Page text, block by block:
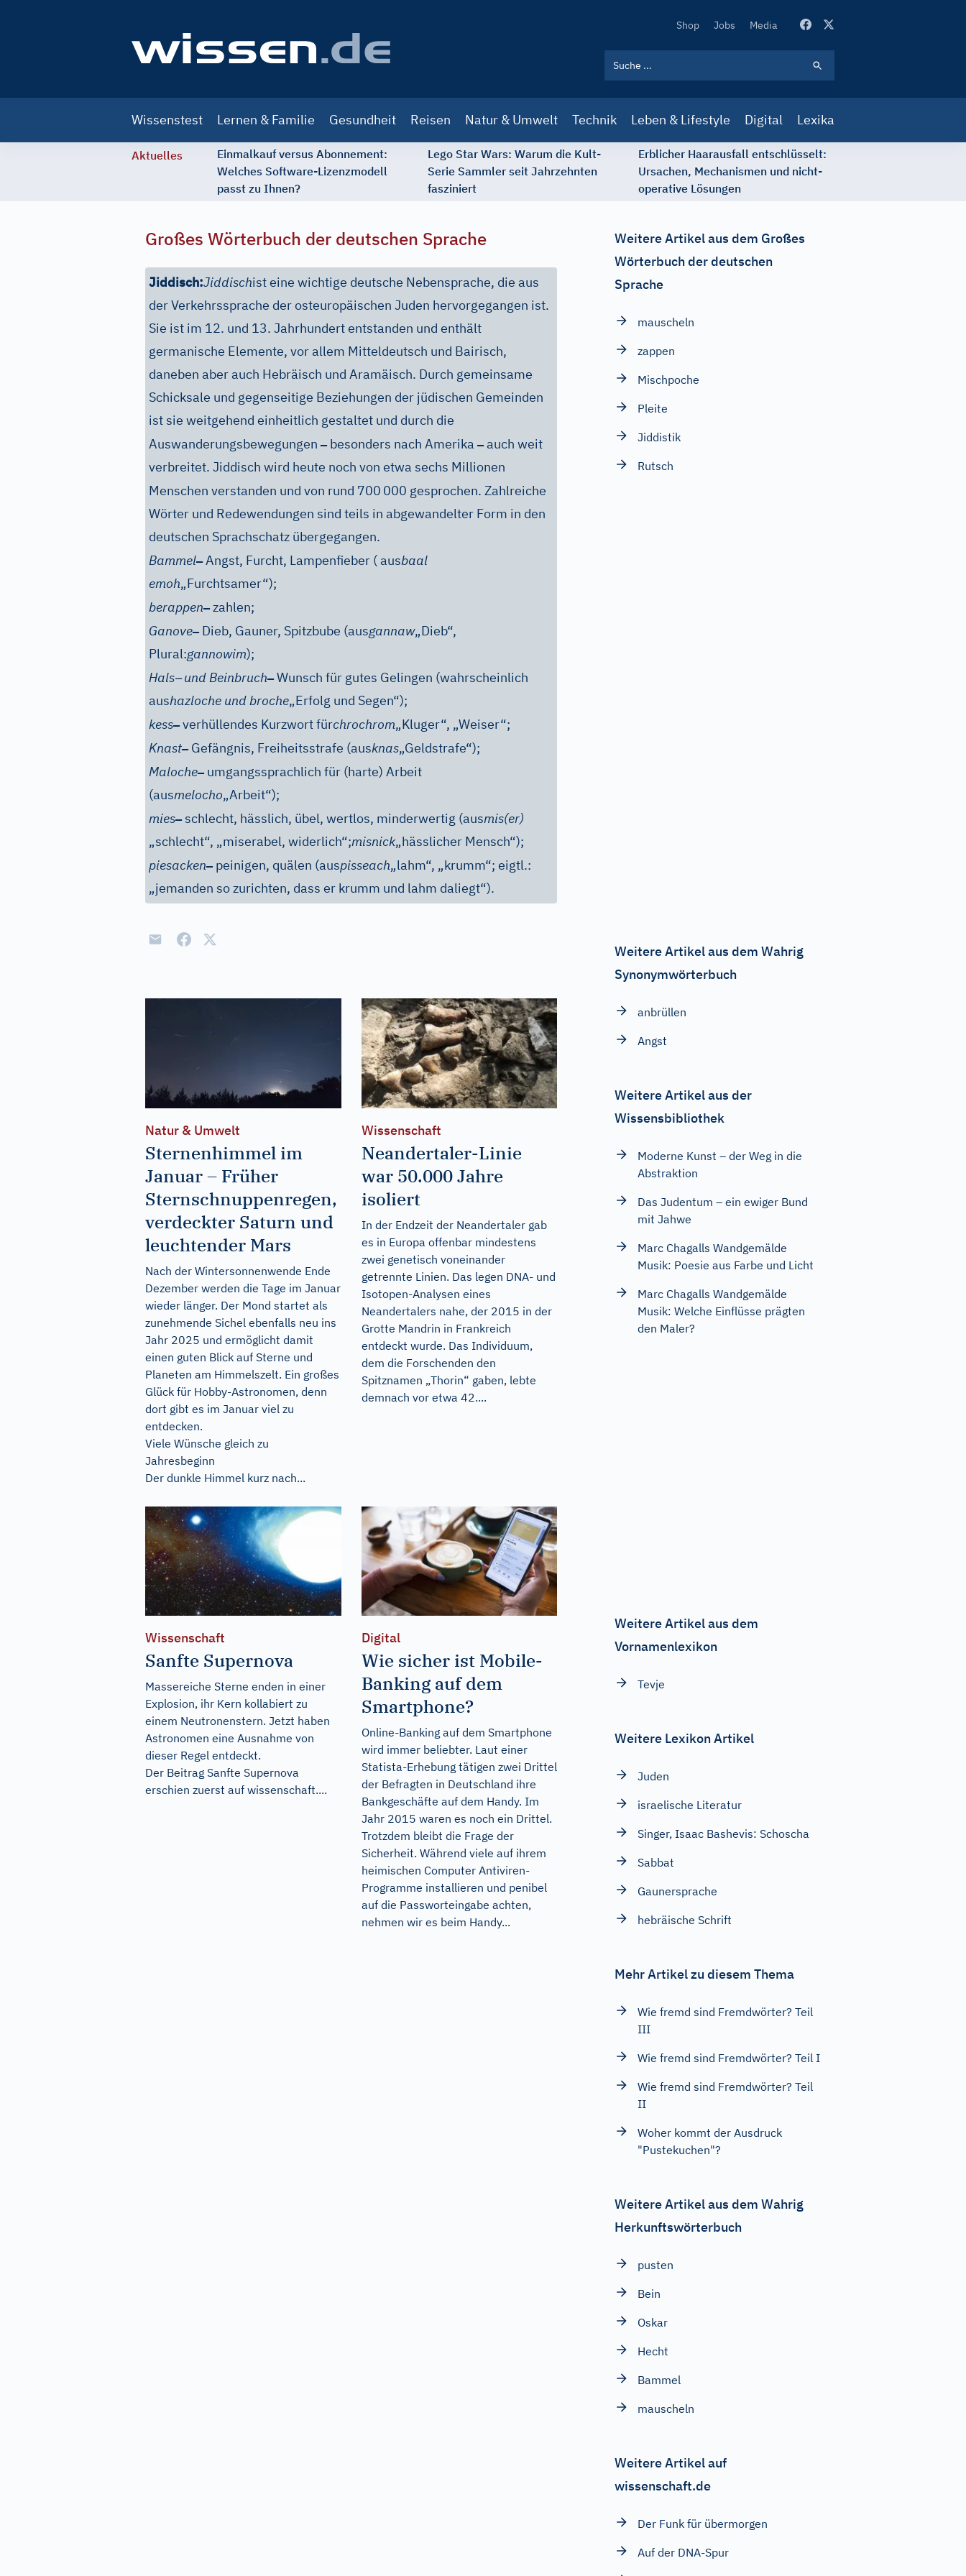
Secondary
Shop Jobs Media
navigation
Wissenstest Lernen & Familie Gesundheit Reisen Natur & Umwelt Technik Leben & Lifestyle Digital Lexika
Aktuelles
Einmalkauf versus Abonnement:
Welches Software-Lizenzmodell
passt zu Ihnen?
Lego Star Wars: Warum die Kult-
Serie Sammler seit Jahrzehnten
fasziniert
Erblicher Haarausfall entschlüsselt:
Ursachen, Mechanismen und nicht-
operative Lösungen
Großes Wörterbuch der deutschen Sprache
Jiddisch:Jiddischist eine wichtige deutsche Nebensprache, die aus
der Verkehrssprache der osteuropäischen Juden hervorgegangen ist.
Sie ist im 12. und 13. Jahrhundert entstanden und enthält
germanische Elemente, vor allem Mitteldeutsch und Bairisch,
daneben aber auch Hebräisch und Aramäisch. Durch gemeinsame
Schicksale und gegenseitige Beziehungen der jüdischen Gemeinden
ist sie weitgehend einheitlich gestaltet und durch die
Auswanderungsbewegungen – besonders nach Amerika –auch weit
verbreitet. Jiddisch wird heute noch von etwa sechs Millionen
Menschen verstanden und von rund 700 000 gesprochen. Zahlreiche
Wörter und Redewendungen sind teils in abgewandelter Form in den
deutschen Sprachschatz übergegangen.
Bammel–Angst, Furcht, Lampenfieber ( ausbaal
emoh„Furchtsamer“);
berappen–zahlen;
Ganove– Dieb, Gauner, Spitzbube (ausgannaw„Dieb“,
Plural:gannowim);
Hals–und Beinbruch–Wunsch für gutes Gelingen (wahrscheinlich
aushazloche und broche„Erfolg und Segen“);
kess–verhüllendes Kurzwort fürchrochrom„Kluger“, „Weiser“;
Knast– Gefängnis, Freiheitsstrafe (ausknas„Geldstrafe“);
Maloche– umgangssprachlich für (harte) Arbeit
(ausmelocho„Arbeit“);
mies–schlecht, hässlich, übel, wertlos, minderwertig (ausmis(er)
„schlecht“, „miserabel, widerlich“;misnick„hässlicher Mensch“);
piesacken– peinigen, quälen (auspisseach„lahm“, „krumm“; eigtl.:
„jemanden so zurichten, dass er krumm und lahm daliegt“).
Natur & Umwelt
Sternenhimmel im
Januar – Früher
Sternschnuppenregen,
verdeckter Saturn und
leuchtender Mars
Nach der Wintersonnenwende Ende
Dezember werden die Tage im Januar
wieder länger. Der Mond startet als
zunehmende Sichel ebenfalls neu ins
Jahr 2025 und ermöglicht damit
einen guten Blick auf Sterne und
Planeten am Himmelszelt. Ein großes
Glück für Hobby-Astronomen, denn
dort gibt es im Januar viel zu
entdecken.
Viele Wünsche gleich zu
Jahresbeginn
Der dunkle Himmel kurz nach...
Wissenschaft
Neandertaler-Linie
war 50.000 Jahre
isoliert
In der Endzeit der Neandertaler gab
es in Europa offenbar mindestens
zwei genetisch voneinander
getrennte Linien. Das legen DNA- und
Isotopen-Analysen eines
Neandertalers nahe, der 2015 in der
Grotte Mandrin in Frankreich
entdeckt wurde. Das Individuum,
dem die Forschenden den
Spitznamen „Thorin“ gaben, lebte
demnach vor etwa 42....
Wissenschaft
Sanfte Supernova
Massereiche Sterne enden in einer
Explosion, ihr Kern kollabiert zu
einem Neutronenstern. Jetzt haben
Astronomen eine Ausnahme von
dieser Regel entdeckt.
Der Beitrag Sanfte Supernova
erschien zuerst auf wissenschaft....
Digital
Wie sicher ist Mobile-
Banking auf dem
Smartphone?
Online-Banking auf dem Smartphone
wird immer beliebter. Laut einer
Statista-Erhebung tätigen zwei Drittel
der Befragten in Deutschland ihre
Bankgeschäfte auf dem Handy. Im
Jahr 2015 waren es noch ein Drittel.
Trotzdem bleibt die Frage der
Sicherheit. Während viele auf ihrem
heimischen Computer Antiviren-
Programme installieren und penibel
auf die Passworteingabe achten,
nehmen wir es beim Handy...
Weitere Artikel aus dem Großes
Wörterbuch der deutschen
Sprache
mauscheln
zappen
Mischpoche
Pleite
Jiddistik
Rutsch
Weitere Artikel aus dem Wahrig
Synonymwörterbuch
anbrüllen
Angst
Weitere Artikel aus der
Wissensbibliothek
Moderne Kunst – der Weg in die
Abstraktion
Das Judentum – ein ewiger Bund
mit Jahwe
Marc Chagalls Wandgemälde
Musik: Poesie aus Farbe und Licht
Marc Chagalls Wandgemälde
Musik: Welche Einflüsse prägten
den Maler?
Weitere Artikel aus dem
Vornamenlexikon
Tevje
Weitere Lexikon Artikel
Juden
israelische Literatur
Singer, Isaac Bashevis: Schoscha
Sabbat
Gaunersprache
hebräische Schrift
Mehr Artikel zu diesem Thema
Wie fremd sind Fremdwörter? Teil
III
Wie fremd sind Fremdwörter? Teil I
Wie fremd sind Fremdwörter? Teil
II
Woher kommt der Ausdruck
"Pustekuchen"?
Weitere Artikel aus dem Wahrig
Herkunftswörterbuch
pusten
Bein
Oskar
Hecht
Bammel
mauscheln
Weitere Artikel auf
wissenschaft.de
Der Funk für übermorgen
Auf der DNA-Spur